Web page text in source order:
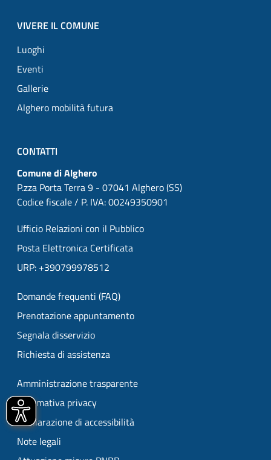
VIVERE IL COMUNE
Luoghi
Eventi
Gallerie
Alghero mobilità futura
CONTATTI
Comune di Alghero
P.zza Porta Terra 9 - 07041 Alghero (SS)
Codice fiscale / P. IVA: 00249350901
Ufficio Relazioni con il Pubblico
Posta Elettronica Certificata
URP: +390799978512
Domande frequenti (FAQ)
Prenotazione appuntamento
Segnala disservizio
Richiesta di assistenza
Amministrazione trasparente
Informativa privacy
Dichiarazione di accessibilità
Note legali